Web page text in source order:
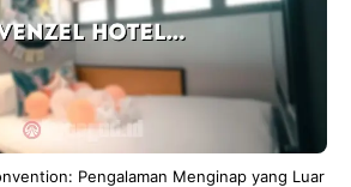
Pengalaman Menginap yang Luar